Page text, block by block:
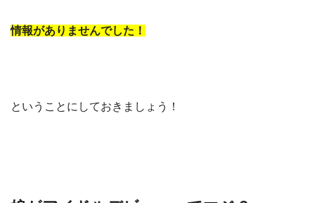
情報がありませんでした！
ということにしておきましょう！